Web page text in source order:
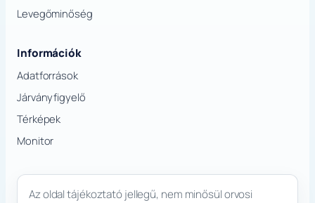
Levegőminőség
Információk
Adatforrások
Járványfigyelő
Térképek
Monitor
Az oldal tájékoztató jellegű, nem minősül orvosi